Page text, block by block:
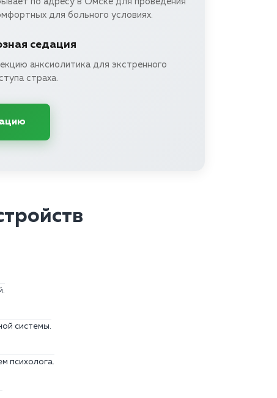
для больного условиях.
седация
анксиолитика для экстренного
страха.
системы.
психолога.